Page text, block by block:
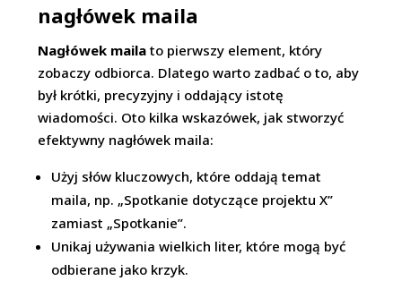
nagłówek maila
Nagłówek maila to pierwszy element, który
zobaczy odbiorca. Dlatego warto zadbać o to, aby
był krótki, precyzyjny i oddający istotę
wiadomości. Oto kilka wskazówek, jak stworzyć
efektywny nagłówek maila:
Użyj słów kluczowych, które oddają temat
maila, np. „Spotkanie dotyczące projektu X”
zamiast „Spotkanie”.
Unikaj używania wielkich liter, które mogą być
odbierane jako krzyk.